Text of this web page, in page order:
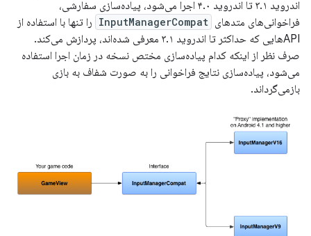
اندروید ۳.۱ تا اندروید ۴.۰ اجرا می‌شود، پیاده‌سازی سفارشی،
فراخوانی‌های متدهای InputManagerCompat را تنها با استفاده از
APIهایی که حداکثر تا اندروید ۳.۱ معرفی شده‌اند، پردازش می‌کند.
صرف نظر از اینکه کدام پیاده‌سازی مختص نسخه در زمان اجرا استفاده
می‌شود، پیاده‌سازی نتایج فراخوانی را به صورت شفاف به بازی
بازمی‌گرداند.